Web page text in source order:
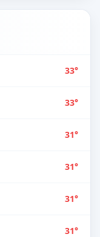
33°
33°
31°
31°
31°
31°